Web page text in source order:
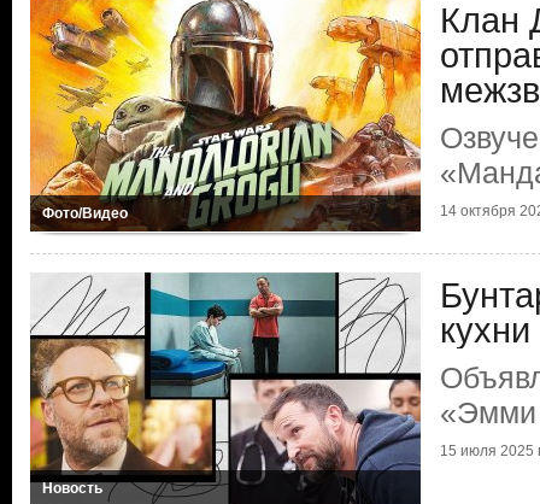
Фото/Видео
Клан
14 октября
Новость
15 июля 2025